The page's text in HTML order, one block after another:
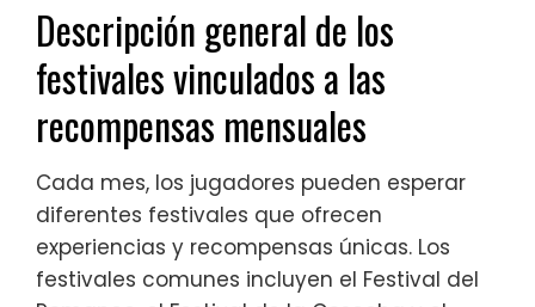
Descripción general de los
festivales vinculados a las
recompensas mensuales
Cada mes, los jugadores pueden esperar
diferentes festivales que ofrecen
experiencias y recompensas únicas. Los
festivales comunes incluyen el Festival del